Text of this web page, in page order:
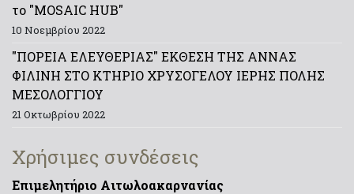
το "MOSAIC HUB"
10 Νοεμβρίου 2022
"ΠΟΡΕΙΑ ΕΛΕΥΘΕΡΙΑΣ" ΕΚΘΕΣΗ ΤΗΣ ΑΝΝΑΣ
ΦΙΛΙΝΗ ΣΤΟ ΚΤΗΡΙΟ ΧΡΥΣΟΓΕΛΟΥ ΙΕΡΗΣ ΠΟΛΗΣ
ΜΕΣΟΛΟΓΓΙΟΥ
21 Οκτωβρίου 2022
Χρήσιμες συνδέσεις
Επιμελητήριο Αιτωλοακαρνανίας